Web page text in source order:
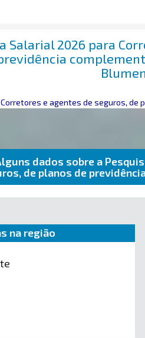
Salarial 2026 para
Corretores e agentes de seguros, de planos de
dados sobre a
de planos de
na região